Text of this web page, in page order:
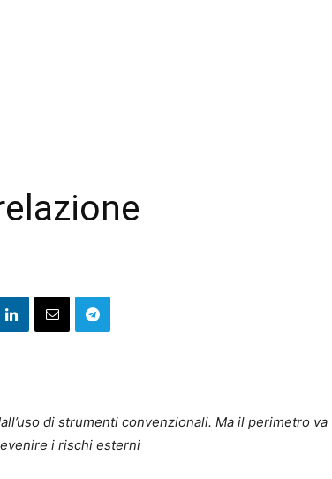
di strumenti convenzionali. Ma il perimetro va
i rischi esterni